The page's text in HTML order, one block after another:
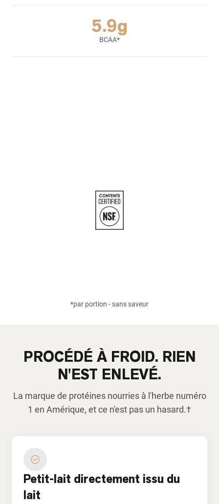
5.9g
BCAA*
*par portion - sans saveur
PROCÉDÉ À FROID. RIEN
N'EST ENLEVÉ.
La marque de protéines nourries à l'herbe numéro
1 en Amérique, et ce n'est pas un hasard.†
Petit-lait directement issu du
lait